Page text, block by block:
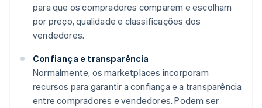
para que os compradores comparem e escolham
por preço, qualidade e classificações dos
vendedores.
Confiança e transparência
Normalmente, os marketplaces incorporam
recursos para garantir a confiança e a transparência
entre compradores e vendedores. Podem ser